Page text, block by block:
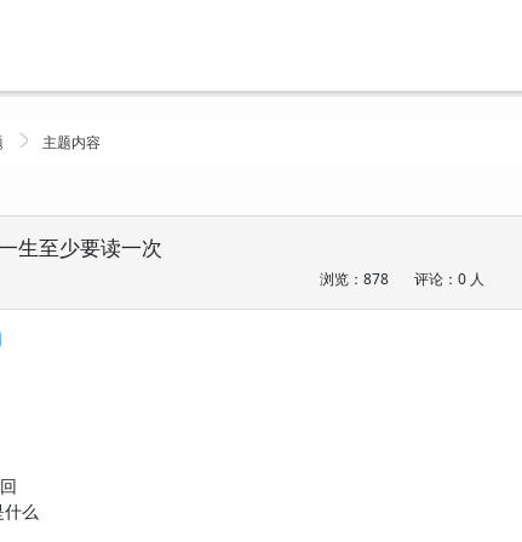
主题内容
生至少要读一次
浏览：878 评论：0 人
么